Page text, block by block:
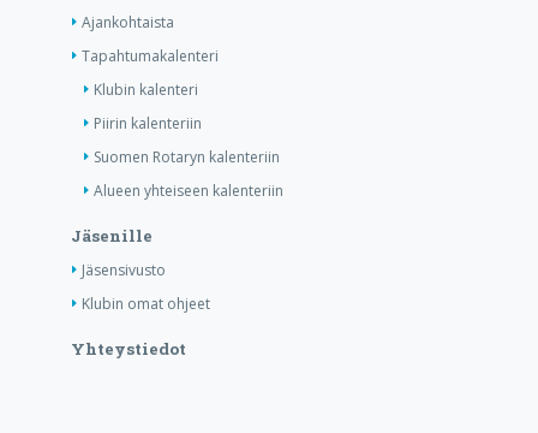
Ajankohtaista
Tapahtumakalenteri
Klubin kalenteri
Piirin kalenteriin
Suomen Rotaryn kalenteriin
Alueen yhteiseen kalenteriin
Jäsenille
Jäsensivusto
Klubin omat ohjeet
Yhteystiedot